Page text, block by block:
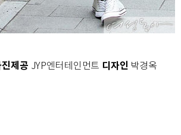
제공 JYP엔터테인먼트 디자인 박경옥